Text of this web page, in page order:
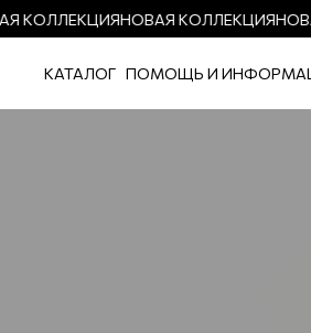
НОВАЯ КОЛЛЕКЦИЯ
КАТАЛОГ ПОМОЩЬ И